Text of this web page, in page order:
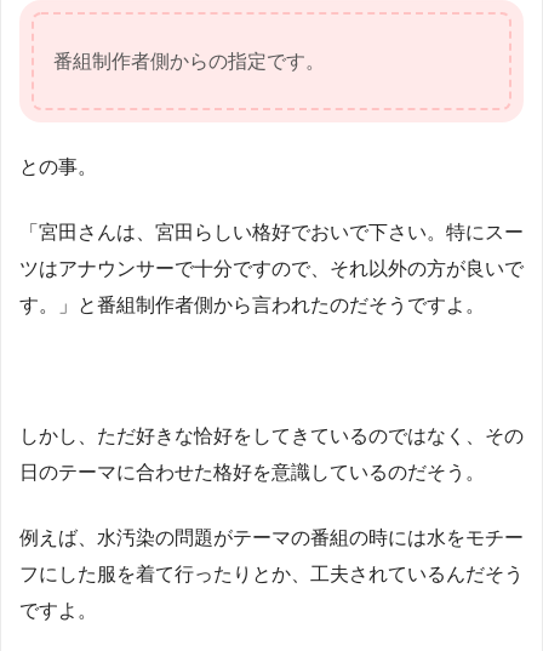
番組制作者側からの指定です。
との事。
「宮田さんは、宮田らしい格好でおいで下さい。特にスー
ツはアナウンサーで十分ですので、それ以外の方が良いで
す。」と番組制作者側から言われたのだそうですよ。
しかし、ただ好きな恰好をしてきているのではなく、その
日のテーマに合わせた格好を意識しているのだそう。
例えば、水汚染の問題がテーマの番組の時には水をモチー
フにした服を着て行ったりとか、工夫されているんだそう
ですよ。